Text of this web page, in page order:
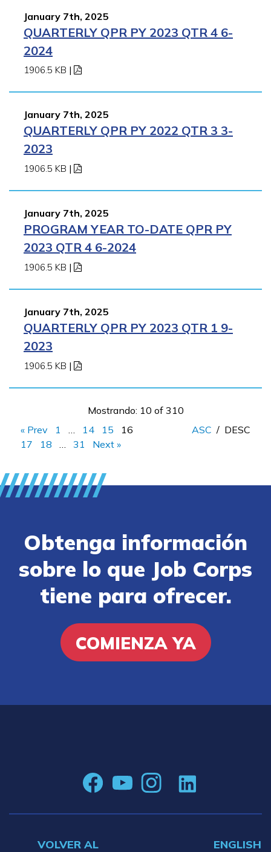
January 7th, 2025
QUARTERLY QPR PY 2023 QTR 4 6-
2024
1906.5 KB |
January 7th, 2025
QUARTERLY QPR PY 2022 QTR 3 3-
2023
1906.5 KB |
January 7th, 2025
PROGRAM YEAR TO-DATE QPR PY
2023 QTR 4 6-2024
1906.5 KB |
January 7th, 2025
QUARTERLY QPR PY 2023 QTR 1 9-
2023
1906.5 KB |
Mostrando: 10 of 310
« Prev
1 14 15
16
17
18 31 Next »
ASC / DESC
Obtenga información
sobre lo que Job Corps
tiene para ofrecer.
COMIENZA YA
VOLVER AL
ENGLISH